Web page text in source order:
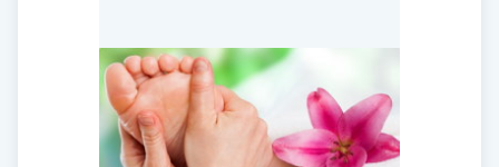
Faceliftmassage
Fet hårbotten